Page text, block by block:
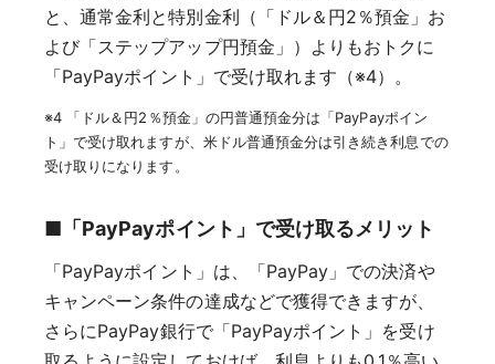
と、通常金利と特別金利（「ドル＆円2％預金」お
よび「ステップアップ円預金」）よりもおトクに
「PayPayポイント」で受け取れます（※4）。
※4 「ドル＆円2％預金」の円普通預金分は「PayPayポイン
ト」で受け取れますが、米ドル普通預金分は引き続き利息での
受け取りになります。
■「PayPayポイント」で受け取るメリット
「PayPayポイント」は、「PayPay」での決済や
キャンペーン条件の達成などで獲得できますが、
さらにPayPay銀行で「PayPayポイント」を受け